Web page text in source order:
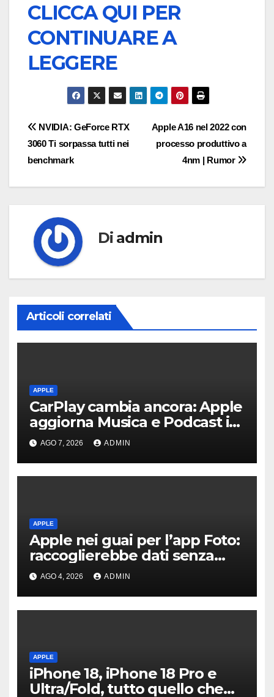
CLICCA QUI PER
CONTINUARE A
LEGGERE
Navigazione
articoli
Apple A16 nel 2022 con
processo produttivo a
4nm | Rumor
NVIDIA: GeForce RTX
3060 Ti sorpassa tutti nei
benchmark
Di admin
Articoli correlati
APPLE
CarPlay cambia ancora: Apple
aggiorna Musica e Podcast in
auto
AGO 7, 2026 ADMIN
APPLE
Apple nei guai per l’app Foto:
raccoglierebbe dati senza
consenso
AGO 4, 2026 ADMIN
APPLE
iPhone 18, iPhone 18 Pro e
Ultra/Fold, tutto quello che